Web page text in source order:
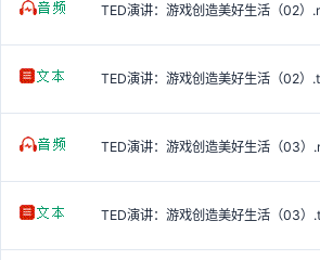
TED演讲：游戏创造美好生活（02）
TED演讲：游戏创造美好生活（02）
TED演讲：游戏创造美好生活（03）
TED演讲：游戏创造美好生活（03）